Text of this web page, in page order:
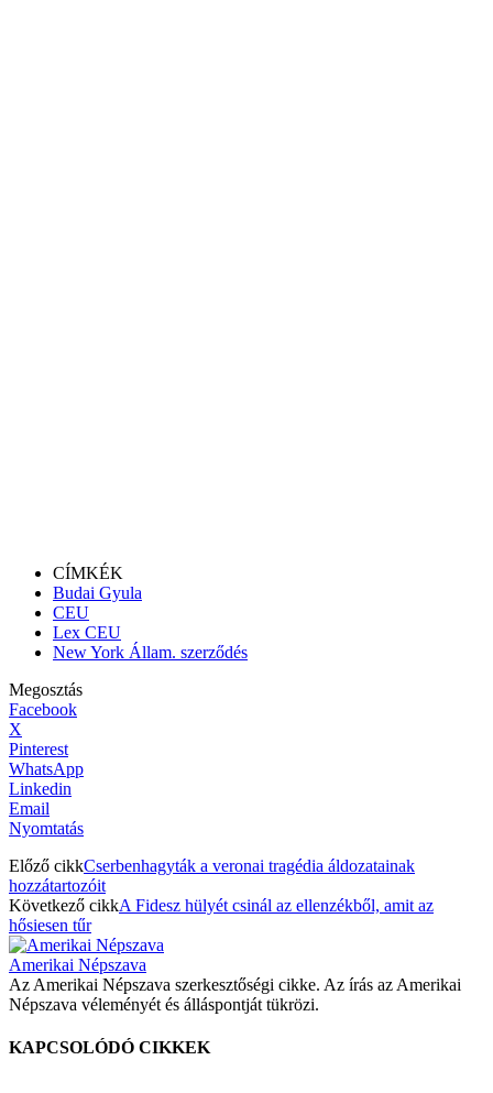
CÍMKÉK
Budai Gyula
CEU
Lex CEU
New York Állam. szerződés
Megosztás
Facebook
X
Pinterest
WhatsApp
Linkedin
Email
Nyomtatás
Előző cikkCserbenhagyták a veronai tragédia áldozatainak
hozzátartozóit
Következő cikkA Fidesz hülyét csinál az ellenzékből, amit az
hősiesen tűr
Amerikai Népszava
Az Amerikai Népszava szerkesztőségi cikke. Az írás az Amerikai
Népszava véleményét és álláspontját tükrözi.
KAPCSOLÓDÓ CIKKEK